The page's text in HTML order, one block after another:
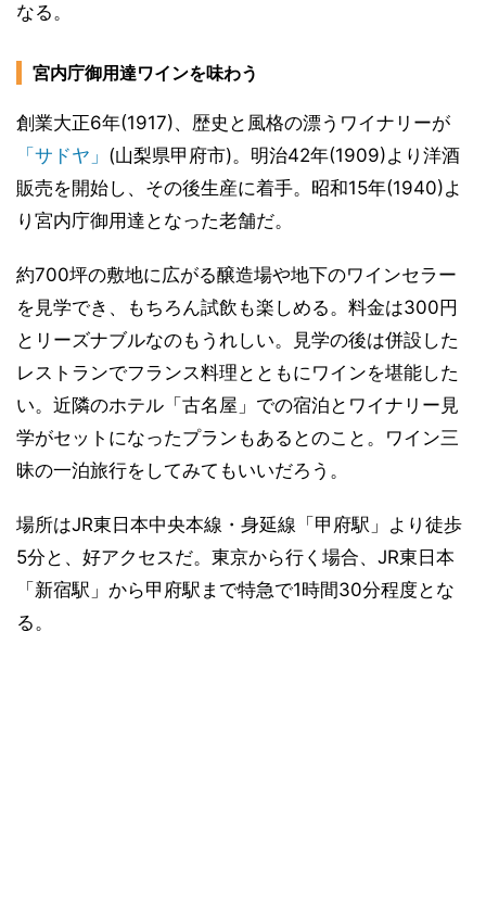
なる。
宮内庁御用達ワインを味わう
創業大正6年(1917)、歴史と風格の漂うワイナリーが
「サドヤ」 (山梨県甲府市)。明治42年(1909)より洋酒
販売を開始し、その後生産に着手。昭和15年(1940)よ
り宮内庁御用達となった老舗だ。
約700坪の敷地に広がる醸造場や地下のワインセラー
を見学でき、もちろん試飲も楽しめる。料金は300円
とリーズナブルなのもうれしい。見学の後は併設した
レストランでフランス料理とともにワインを堪能した
い。近隣のホテル「古名屋」での宿泊とワイナリー見
学がセットになったプランもあるとのこと。ワイン三
昧の一泊旅行をしてみてもいいだろう。
場所はJR東日本中央本線・身延線「甲府駅」より徒歩
5分と、好アクセスだ。東京から行く場合、JR東日本
「新宿駅」から甲府駅まで特急で1時間30分程度とな
る。